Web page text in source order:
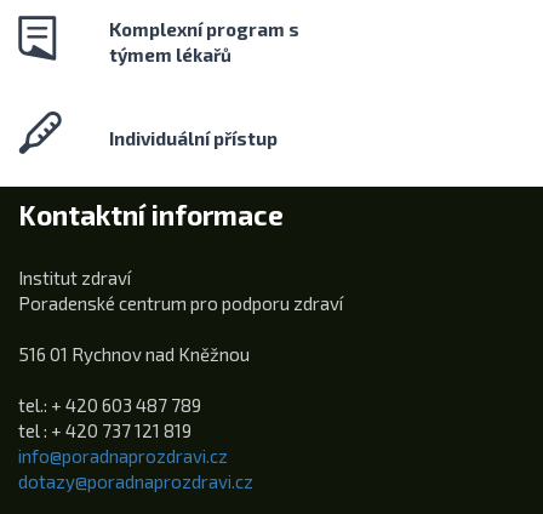
Komplexní program s
týmem lékařů
Individuální přístup
Kontaktní informace
Institut zdraví
Poradenské centrum pro podporu zdraví
516 01 Rychnov nad Kněžnou
tel.: + 420 603 487 789
tel : + 420 737 121 819
info@poradnaprozdravi.cz
dotazy@poradnaprozdravi.cz